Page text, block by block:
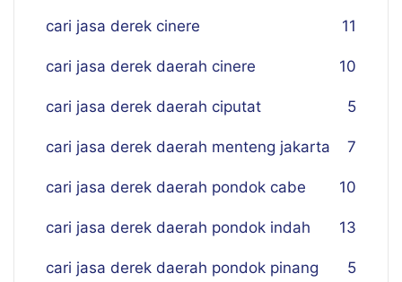
cari jasa derek cinere 11
cari jasa derek daerah cinere 10
cari jasa derek daerah ciputat 5
cari jasa derek daerah menteng jakarta 7
cari jasa derek daerah pondok cabe 10
cari jasa derek daerah pondok indah 13
cari jasa derek daerah pondok pinang 5